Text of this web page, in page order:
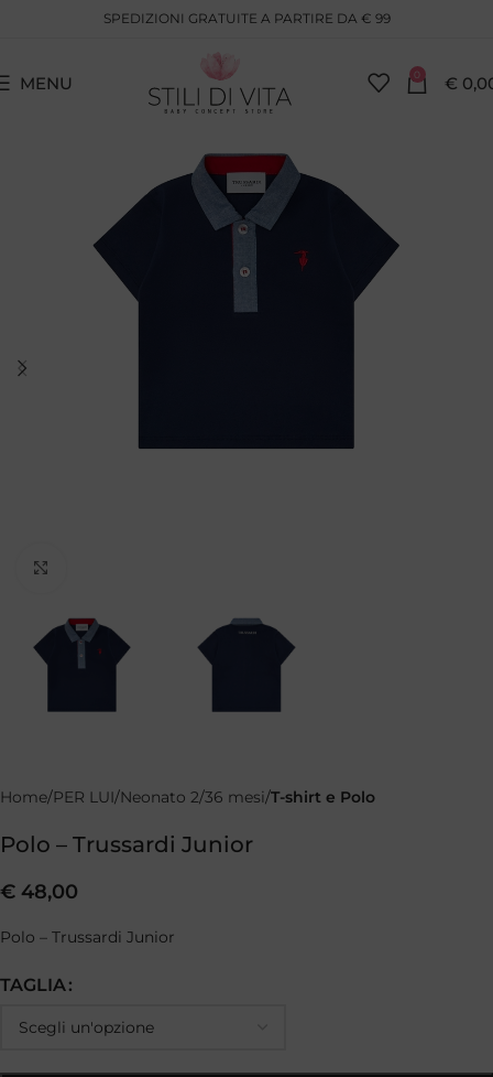
SPEDIZIONI GRATUITE A PARTIRE DA € 99
MENU 0 €
Home PER LUI Neonato 2/36 mesi T-shirt e Polo
Polo – Trussardi Junior
€ 48,00
Polo – Trussardi Junior
TAGLIA